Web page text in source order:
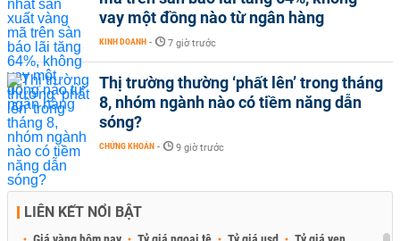
vay một đồng nào từ ngân hàng
KINH DOANH - 7 giờ trước
Thị trường thường ‘phất lên’ trong tháng
8, nhóm ngành nào có tiềm năng dẫn
sóng?
CHỨNG KHOÁN - 9 giờ trước
LIÊN KẾT NỔI BẬT